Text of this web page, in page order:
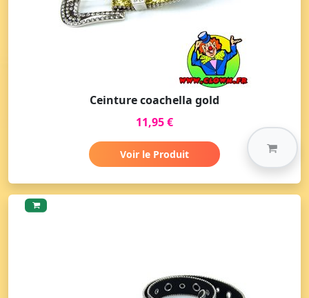
Ceinture coachella gold
11,95 €
Voir le Produit